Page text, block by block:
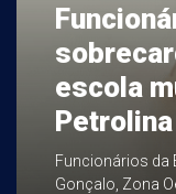
escola
Petrolina
Funcionários da
Gonçalo, Zona